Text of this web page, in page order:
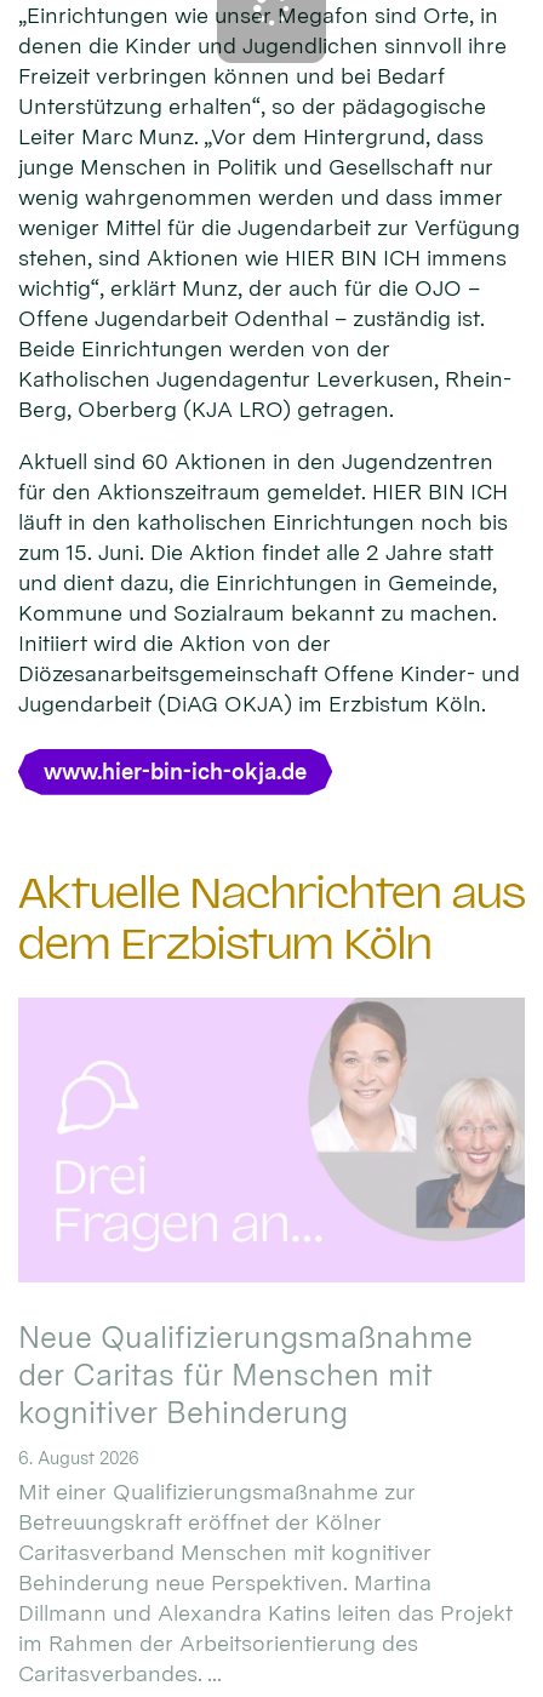
„Einrichtungen wie unser Megafon sind Orte, in
denen die Kinder und Jugendlichen sinnvoll ihre
Freizeit verbringen können und bei Bedarf
Unterstützung erhalten“, so der pädagogische
Leiter Marc Munz. „Vor dem Hintergrund, dass
junge Menschen in Politik und Gesellschaft nur
wenig wahrgenommen werden und dass immer
weniger Mittel für die Jugendarbeit zur Verfügung
stehen, sind Aktionen wie HIER BIN ICH immens
wichtig“, erklärt Munz, der auch für die OJO –
Offene Jugendarbeit Odenthal – zuständig ist.
Beide Einrichtungen werden von der
Katholischen Jugendagentur Leverkusen, Rhein-
Berg, Oberberg (KJA LRO) getragen.
Aktuell sind 60 Aktionen in den Jugendzentren
für den Aktionszeitraum gemeldet. HIER BIN ICH
läuft in den katholischen Einrichtungen noch bis
zum 15. Juni. Die Aktion findet alle 2 Jahre statt
und dient dazu, die Einrichtungen in Gemeinde,
Kommune und Sozialraum bekannt zu machen.
Initiiert wird die Aktion von der
Diözesanarbeitsgemeinschaft Offene Kinder- und
Jugendarbeit (DiAG OKJA) im Erzbistum Köln.
www.hier-bin-ich-okja.de
Aktuelle Nachrichten aus
dem Erzbistum Köln
Neue Qualifizierungsmaßnahme
der Caritas für Menschen mit
kognitiver Behinderung
6. August 2026
Mit einer Qualifizierungsmaßnahme zur
Betreuungskraft eröffnet der Kölner
Caritasverband Menschen mit kognitiver
Behinderung neue Perspektiven. Martina
Dillmann und Alexandra Katins leiten das Projekt
im Rahmen der Arbeitsorientierung des
Caritasverbandes. ...